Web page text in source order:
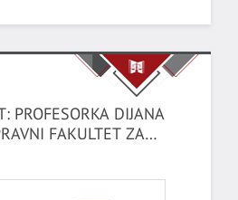
PROFESORKA DIJANA
FAKULTET ZA